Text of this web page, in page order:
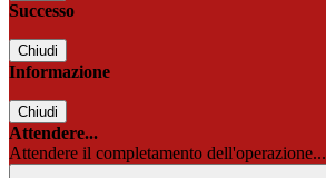
Successo
Chiudi
Informazione
Chiudi
Attendere...
Attendere il completamento dell'operazione...